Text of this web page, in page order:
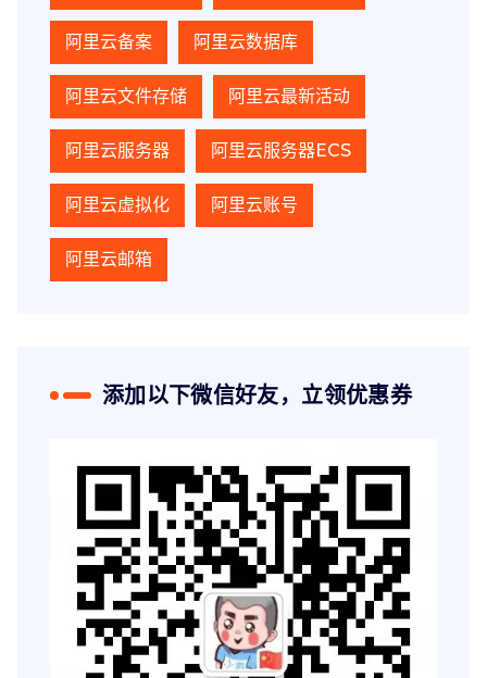
阿里云备案 阿里云数据库
阿里云文件存储 阿里云最新活动
阿里云服务器 阿里云服务器ECS
阿里云虚拟化 阿里云账号
阿里云邮箱
添加以下微信好友，立领优惠券